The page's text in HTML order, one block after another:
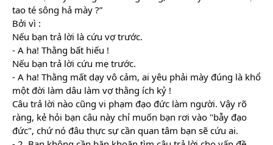
tao té sông hả mày ?”
Bởi vì :
Nếu bạn trả lời là cứu vợ trước.
- A ha! Thằng bất hiếu !
Nếu bạn trả lời cứu mẹ trước.
- A ha! Thằng mất dạy vô cảm, ai yêu phải mày đúng là khổ
một đời làm dâu làm vợ thằng ích kỷ !
Câu trả lời nào cũng vi phạm đạo đức làm người. Vậy rõ
ràng, kẻ hỏi bạn câu này chỉ muốn bạn rơi vào "bẫy đạo
đức", chứ nó đâu thực sự cần quan tâm bạn sẽ cứu ai.